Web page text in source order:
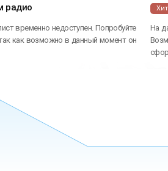
радио
временно недоступен. Попробуйте
как возможно в данный момент он
На